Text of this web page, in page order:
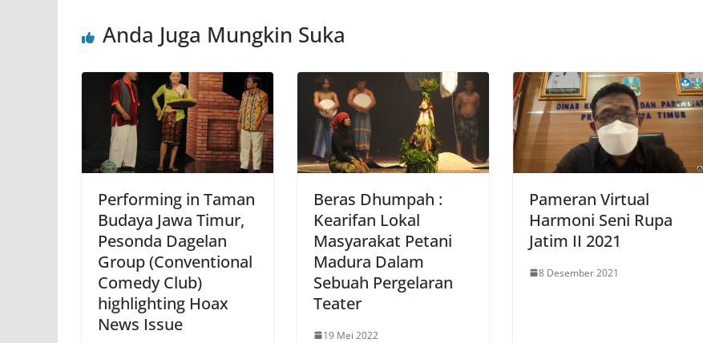
Anda Juga Mungkin Suka
Performing in Taman
Budaya Jawa Timur,
Pesonda Dagelan
Group (Conventional
Comedy Club)
highlighting Hoax
News Issue
Beras Dhumpah :
Kearifan Lokal
Masyarakat Petani
Madura Dalam
Sebuah Pergelaran
Teater
19 Mei 2022
Pameran Virtual
Harmoni Seni Rupa
Jatim II 2021
8 Desember 2021